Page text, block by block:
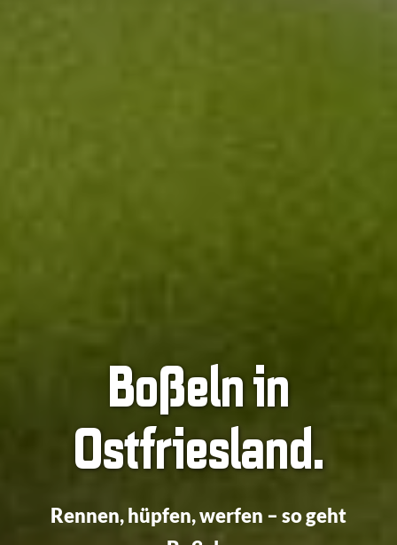
Boßeln in
Ostfriesland.
Rennen, hüpfen, werfen – so geht